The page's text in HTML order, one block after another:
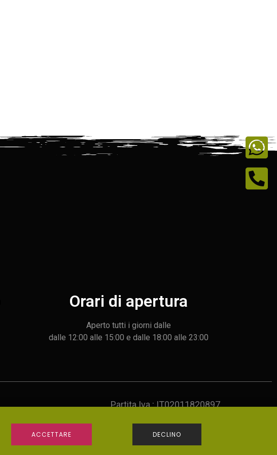
Orari di apertura
Aperto tutti i giorni dalle
dalle 12:00 alle 15:00 e dalle 18:00 alle 23:00
Partita Iva : IT02011820897
ACCETTARE DECLINO